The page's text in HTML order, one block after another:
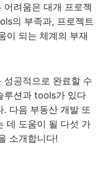
어려움은 대개 프로젝
의 부족과, 프로젝트
이 되는 체계의 부재
성공적으로 완료할 수
루션과 tools가 있다
다음 부동산 개발 또
데 도움이 될 다섯 가
소개합니다!